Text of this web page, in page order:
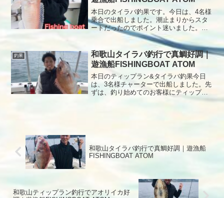
本日のタイラバ釣果です。今日は、4名様
乗合で出船しました。潮止まりからスタ
ートだったのでポイント迷いました。し
かし1投目からヒットからの３連打、しか
し後が続かないので、早々にポイント移
動移動先しばらくすると風が強くなり次
第に爆風で船も安定しないので、ポイン
トを大きく移動して甘鯛狙いへなんとか
「幻の白甘鯛」をGETで終了本日もあり
がとうございました。
釣果
和歌山タイラバ釣行で真鯛好調｜
遊漁船FISHINGBOAT ATOM
本日のティップラン&タイラバ釣果今日
は、3名様チャーターで出船しました。先
ずは、釣り始めてのお客様にティップラ
ンをレクチャーなかなか様になって来た
和歌山タイラバ釣行で真鯛好調｜遊漁船
FISHINGBOAT ATOM
和歌山ティップラン釣行でアオリイカ好